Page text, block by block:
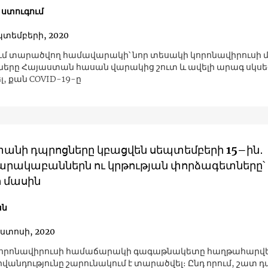
2020
տարածվող համավարակի՝ նոր տեսակի կորոնավիրուսի
Հայաստան հասան վարակից շուտ և ավելի արագ
քան COVID-19-ը
դպրոցները կբացվեն սեպտեմբերի 15–ին․
ու կրթության փորձագետները՝
մասին
2020
համաճարակի գագաթնակետը
շարունակում է տարածվել։ Ընդ որում, շատ